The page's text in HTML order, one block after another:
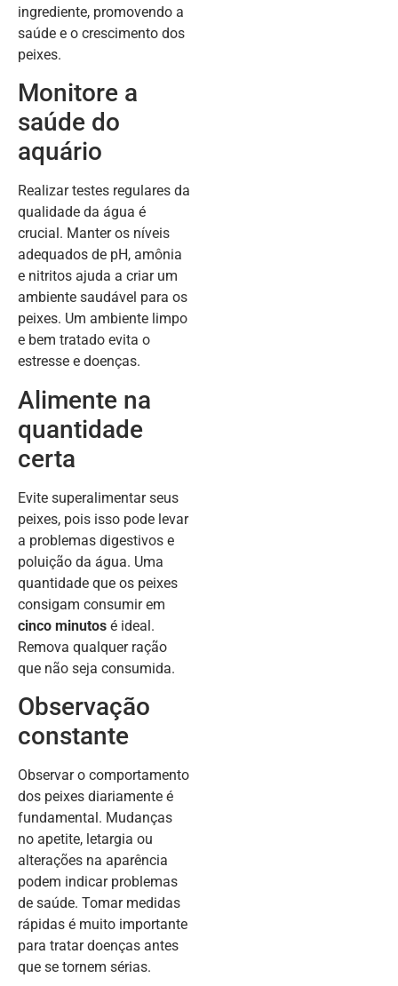
ingrediente, promovendo a
saúde e o crescimento dos
peixes.
Monitore a
saúde do
aquário
Realizar testes regulares da
qualidade da água é
crucial. Manter os níveis
adequados de pH, amônia
e nitritos ajuda a criar um
ambiente saudável para os
peixes. Um ambiente limpo
e bem tratado evita o
estresse e doenças.
Alimente na
quantidade
certa
Evite superalimentar seus
peixes, pois isso pode levar
a problemas digestivos e
poluição da água. Uma
quantidade que os peixes
consigam consumir em
cinco minutos é ideal.
Remova qualquer ração
que não seja consumida.
Observação
constante
Observar o comportamento
dos peixes diariamente é
fundamental. Mudanças
no apetite, letargia ou
alterações na aparência
podem indicar problemas
de saúde. Tomar medidas
rápidas é muito importante
para tratar doenças antes
que se tornem sérias.